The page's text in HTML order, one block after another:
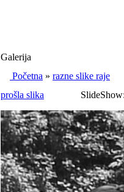
Galerija
Početna » razne slike raje
prošla slika